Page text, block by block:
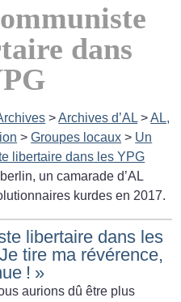
dans
>Archives d’AL >AL,
>Groupes locaux > Un
libertaire dans les YPG
un camarade d’AL
kurdes en 2017.
libertaire dans les
Je tire ma révérence,
! »
aurions dû être plus